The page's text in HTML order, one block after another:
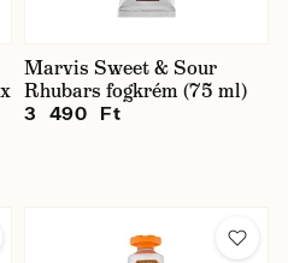
Marvis Sweet & Sour
Rhubars fogkrém (75 ml)
3 490 Ft